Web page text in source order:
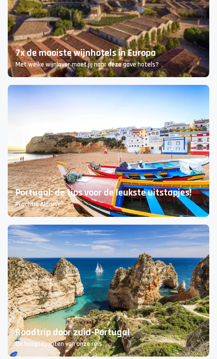
5 bijzondere vliegvelden in Europa
7x de mooiste wijnhotels in Europa
Met welke wijnlover moet jij naar deze gave hotels?
Portugal: de tips voor de leukste uitstapjes!
Prachtig Algarve